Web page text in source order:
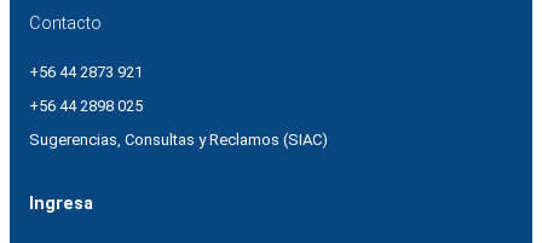
Contacto
+56 44 2873 921
+56 44 2898 025
Sugerencias, Consultas y Reclamos (SIAC)
Ingresa